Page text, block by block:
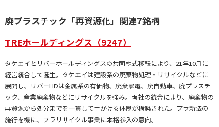
廃プラスチック「再資源化」関連7銘柄
TREホールディングス（9247）
タケエイとリバーホールディングスの共同株式移転により、21年10月に
経営統合して誕生。タケエイは建設系の廃棄物処理・リサイクルなどに
展開し、リバーHDは金属系の有価物、廃棄家電、廃自動車、廃プラスチ
ック、産業廃棄物などにリサイクルを強み。両社の統合により、廃棄物の
再資源から処分までを一貫して手がける体制が構築された。プラ新法の
施行を機に、プラリサイクル事業に本格参入の意向。